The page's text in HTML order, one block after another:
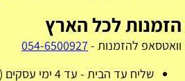
הזמנות לכל הארץ
וואטסאפ להזמנות - 054-6500927